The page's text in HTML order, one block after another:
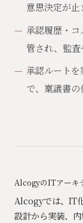
意思決定が止
承認履歴・
管され、監査
承認ルートを
で、稟議書の
AlcogyのITアーキ
Alcogyでは、IT
設計から実装、